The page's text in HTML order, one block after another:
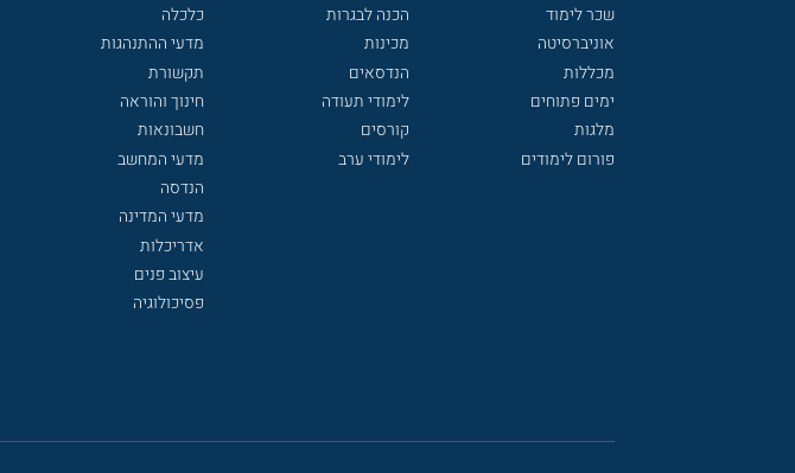
שכר לימוד
אוניברסיטה
מכללות
ימים פתוחים
מלגות
פורום לימודים
הכנה לבגרות
מכינות
הנדסאים
לימודי תעודה
קורסים
לימודי ערב
כלכלה
מדעי ההתנהגות
תקשורת
חינוך והוראה
חשבונאות
מדעי המחשב
הנדסה
מדעי המדינה
אדריכלות
עיצוב פנים
פסיכולוגיה